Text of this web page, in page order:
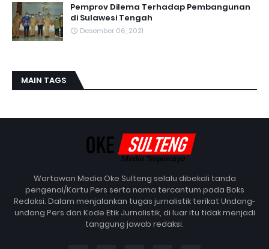
Pemprov Dilema Terhadap Pembangunan
di Sulawesi Tengah
Desember 06, 2021
MAIN TAGS
Wartawan Media Oke Sulteng selalu dibekali tanda
pengenal/Kartu Pers serta nama tercantum pada Boks
Redaksi. Dalam menjalankan tugas jurnalistik terikat Undang-
undang Pers dan Kode Etik Jurnalistik, di luar itu tidak menjadi
tanggung jawab redaksi.